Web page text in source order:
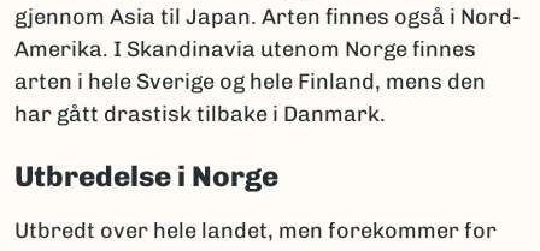
gjennom Asia til Japan. Arten finnes også i Nord-
Amerika. I Skandinavia utenom Norge finnes
arten i hele Sverige og hele Finland, mens den
har gått drastisk tilbake i Danmark.
Utbredelse i Norge
Utbredt over hele landet, men forekommer for